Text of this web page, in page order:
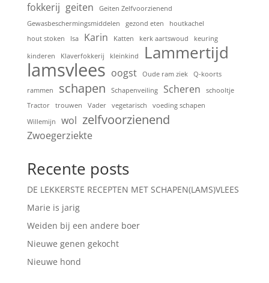
fokkerij geiten
Geiten Zelfvoorzienend
Gewasbeschermingsmiddelen
gezond eten
houtkachel
hout stoken
Isa Karin Katten kerk aartswoud keuring
kinderen Klaverfokkerij kleinkind Lammertijd
lamsvlees oogst Oude ram ziek
Q-koorts
rammen
schapen Schapenveiling Scheren
schooltje
Tractor
trouwen Vader vegetarisch
voeding schapen
Willemijn
wol zelfvoorzienend
Zwoegerziekte
Recente posts
DE LEKKERSTE RECEPTEN MET SCHAPEN(LAMS)VLEES
Marie is jarig
Weiden bij een andere boer
Nieuwe genen gekocht
Nieuwe hond